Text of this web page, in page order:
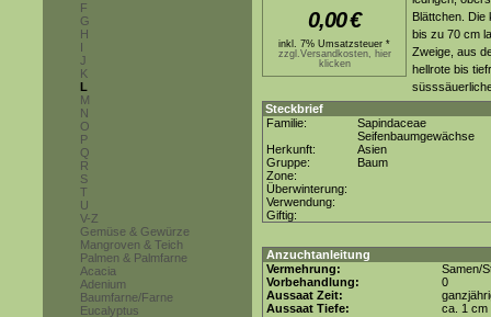
F
G
H
I
J
K
L
M
N
O
P
Q
R
S
T
U
V-Z
Gemüse & Gewürze
Mangroven & Teich
Palmen & Palmfarne
Acacia
Adenium
Baumfarne/Farne
Eucalyptus
0,00€
inkl. 7% Umsatzsteuer *
zzgl.Versandkosten, hier
klicken
Blättchen. Die
bis zu 70 cm
Zweige, aus
hellrote bis
Steckbrief
Familie:
Sapindaceae
Seifenbaumgewächse
Herkunft:
Asien
Gruppe:
Baum
Zone:
Überwinterung:
Verwendung:
Giftig:
Anzuchtanleitung
Vermehrung:
Samen/
Vorbehandlung:
0
Aussaat Zeit:
Aussaat Tiefe:
ca. 1 cm